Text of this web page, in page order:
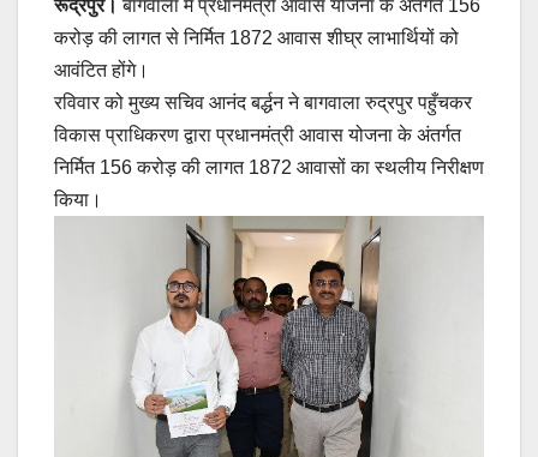
रूद्रपुर। बागवाला में प्रधानमंत्री आवास योजना के अंतर्गत 156
करोड़ की लागत से निर्मित 1872 आवास शीघ्र लाभार्थियों को
आवंटित होंगे।
रविवार को मुख्य सचिव आनंद बर्द्धन ने बागवाला रुद्रपुर पहुँचकर
विकास प्राधिकरण द्वारा प्रधानमंत्री आवास योजना के अंतर्गत
निर्मित 156 करोड़ की लागत 1872 आवासों का स्थलीय निरीक्षण
किया।